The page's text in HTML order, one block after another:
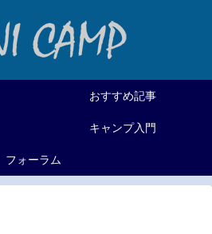
おすすめ記事
キャンプ入門
フォーラム